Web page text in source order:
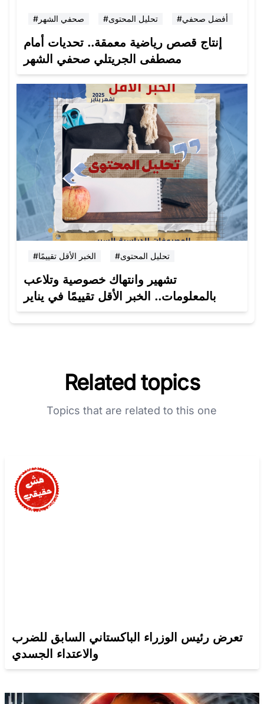
#صحفي الشهر #تحليل المحتوى #أفضل صحفي
إنتاج قصص رياضية معمقة.. تحديات أمام
مصطفى الجريتلي صحفي الشهر
#الخبر الأقل تقييمًا #تحليل المحتوى
تشهير وانتهاك خصوصية وتلاعب
بالمعلومات.. الخبر الأقل تقييمًا في يناير
Related topics
Topics that are related to this one
تعرض رئيس الوزراء الباكستاني السابق للضرب
والاعتداء الجسدي